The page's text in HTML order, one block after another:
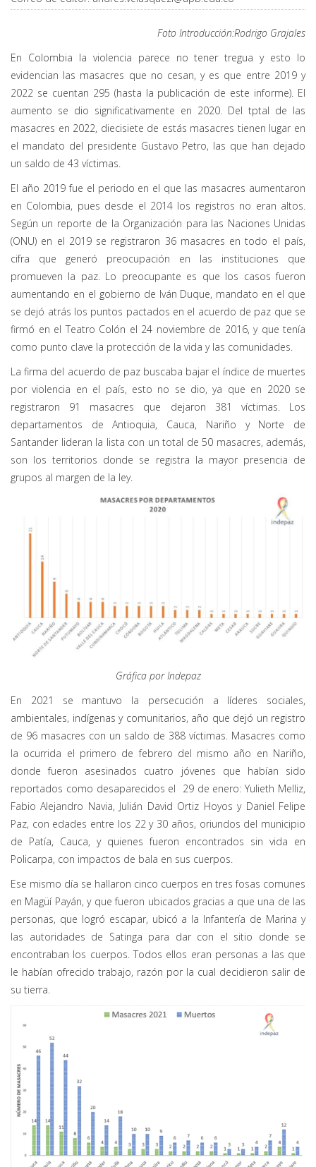
Foto Introducción:Rodrigo Grajales
En Colombia la violencia parece no tener tregua y esto lo
evidencian las masacres que no cesan, y es que entre 2019 y
2022 se cuentan 295 (hasta la publicación de este informe). El
aumento se dio significativamente en 2020. Del tptal de las
masacres en 2022, diecisiete de estás masacres tienen lugar en
el mandato del presidente Gustavo Petro, las que han dejado
un saldo de 43 víctimas.
El año 2019 fue el periodo en el que las masacres aumentaron
en Colombia, pues desde el 2014 los registros no eran altos.
Según un reporte de la Organización para las Naciones Unidas
(ONU) en el 2019 se registraron 36 masacres en todo el país,
cifra que generó preocupación en las instituciones que
promueven la paz. Lo preocupante es que los casos fueron
aumentando en el gobierno de Iván Duque, mandato en el que
se dejó atrás los puntos pactados en el acuerdo de paz que se
firmó en el Teatro Colón el 24 noviembre de 2016, y que tenía
como punto clave la protección de la vida y las comunidades.
La firma del acuerdo de paz buscaba bajar el índice de muertes
por violencia en el país, esto no se dio, ya que en 2020 se
registraron 91 masacres que dejaron 381 víctimas. Los
departamentos de Antioquia, Cauca, Nariño y Norte de
Santander lideran la lista con un total de 50 masacres, además,
son los territorios donde se registra la mayor presencia de
grupos al margen de la ley.
Gráfica por Indepaz
En 2021 se mantuvo la persecución a líderes sociales,
ambientales, indígenas y comunitarios, año que dejó un registro
de 96 masacres con un saldo de 388 víctimas. Masacres como
la ocurrida el primero de febrero del mismo año en Nariño,
donde fueron asesinados cuatro jóvenes que habían sido
reportados como desaparecidos el 29 de enero: Yulieth Melliz,
Fabio Alejandro Navia, Julián David Ortiz Hoyos y Daniel Felipe
Paz, con edades entre los 22 y 30 años, oriundos del municipio
de Patía, Cauca, y quienes fueron encontrados sin vida en
Policarpa, con impactos de bala en sus cuerpos.
Ese mismo día se hallaron cinco cuerpos en tres fosas comunes
en Magüí Payán, y que fueron ubicados gracias a que una de las
personas, que logró escapar, ubicó a la Infantería de Marina y
las autoridades de Satinga para dar con el sitio donde se
encontraban los cuerpos. Todos ellos eran personas a las que
le habían ofrecido trabajo, razón por la cual decidieron salir de
su tierra.